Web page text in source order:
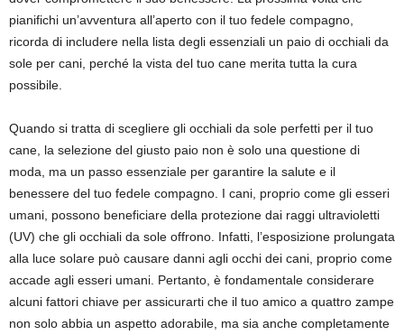
pianifichi un’avventura all’aperto con il tuo fedele compagno,
ricorda di includere nella lista degli essenziali un paio di occhiali da
sole per cani, perché la vista del tuo cane merita tutta la cura
possibile.
Quando si tratta di scegliere gli occhiali da sole perfetti per il tuo
cane, la selezione del giusto paio non è solo una questione di
moda, ma un passo essenziale per garantire la salute e il
benessere del tuo fedele compagno. I cani, proprio come gli esseri
umani, possono beneficiare della protezione dai raggi ultravioletti
(UV) che gli occhiali da sole offrono. Infatti, l’esposizione prolungata
alla luce solare può causare danni agli occhi dei cani, proprio come
accade agli esseri umani. Pertanto, è fondamentale considerare
alcuni fattori chiave per assicurarti che il tuo amico a quattro zampe
non solo abbia un aspetto adorabile, ma sia anche completamente